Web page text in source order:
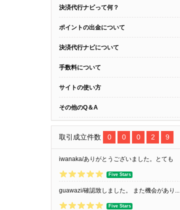
決済代行ナビって何？
ポイントの出金について
決済代行ナビについて
手数料について
サイトの使い方
その他のQ＆A
取引成立件数 0 0 0 2 9
iwanaka/ありがとうございました。とても
良... Five Stars
guawazi/確認致しました。 また機会があり...
Five Stars